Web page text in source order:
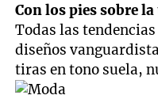
Con los pies sobre
Todas las
diseños
tiras en tono suela,